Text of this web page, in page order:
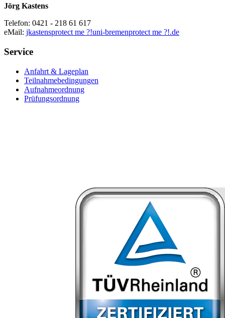
Jörg Kastens
Telefon: 0421 - 218 61 617
eMail: jkastensprotect me ?!uni-bremenprotect me ?!.de
Service
Anfahrt & Lageplan
Teilnahmebedingungen
Aufnahmeordnung
Prüfungsordnung